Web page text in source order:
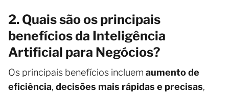
2. Quais são os principais
benefícios da Inteligência
Artificial para Negócios?
Os principais benefícios incluem aumento de
eficiência, decisões mais rápidas e precisas,